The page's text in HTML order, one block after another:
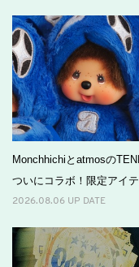
Monchhichiとatmosの
ついにコラボ！限定アイ
2026.08.06 UP DATE